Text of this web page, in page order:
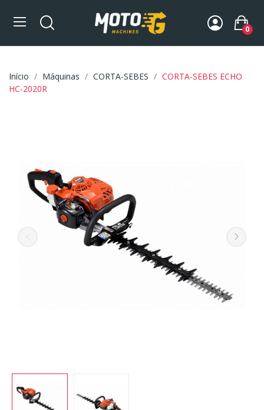
0
Início Máquinas CORTA-SEBES
CORTA-SEBES ECHO
HC-2020R